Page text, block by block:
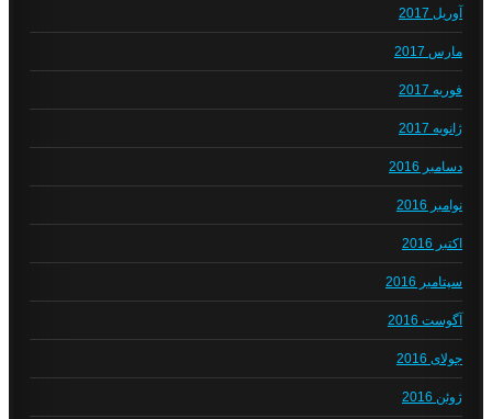
آوریل 2017
مارس 2017
فوریه 2017
ژانویه 2017
دسامبر 2016
نوامبر 2016
اکتبر 2016
سپتامبر 2016
آگوست 2016
جولای 2016
ژوئن 2016